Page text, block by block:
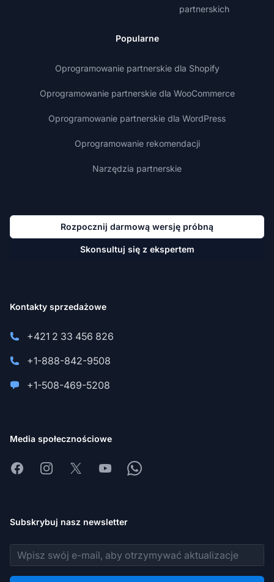
partnerskich
Popularne
Oprogramowanie partnerskie dla Shopify
Oprogramowanie partnerskie dla WooCommerce
Oprogramowanie partnerskie dla WordPress
Oprogramowanie rekomendacji
Narzędzia partnerskie
Rozpocznij darmową wersję próbną
Skonsultuj się z ekspertem
Kontakty sprzedażowe
+421 2 33 456 826
+1-888-842-9508
+1-508-469-5208
Media społecznościowe
FacebookInstagram
X YoutubeWhatsapp
Subskrybuj nasz newsletter
Adres e-mail